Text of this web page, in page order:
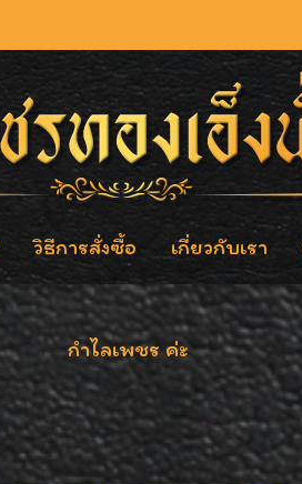
วิธีการสั่งซื้อ เกี่ยวกับเรา
กำไลเพชร ค่ะ